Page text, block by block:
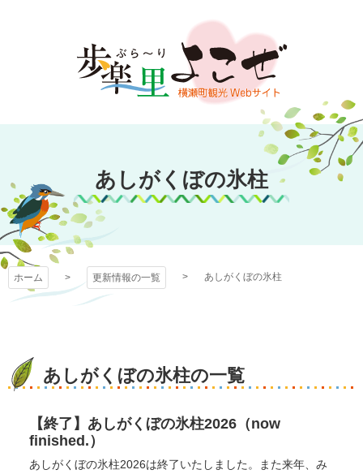
文
キ
プ
歩楽～里（ぶら～
り）よこぜ
あしがくぼの氷柱
ホーム 更新情報の一覧 あしがくぼの氷柱
あしがくぼの氷柱の一覧
【終了】あしがくぼの氷柱2026（now
finished.）
あしがくぼの氷柱2026は終了いたしました。また来年、み